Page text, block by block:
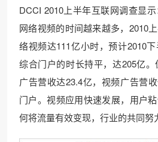
DCCI 2010上半年互联网调查显
网络视频的时间越来越多，2010
络视频达111亿小时，预计2010
综合门户的时长持平，达205亿
广告营收达23.4亿，视频广告营
门户。视频应用快速发展，用户
何将流量有效变现，行业的共同努